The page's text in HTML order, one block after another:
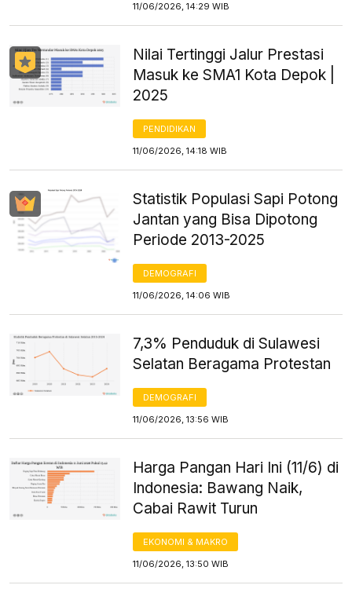
11/06/2026, 14:29 WIB
Nilai Tertinggi Jalur Prestasi
Masuk ke SMA1 Kota Depok |
2025
PENDIDIKAN
11/06/2026, 14:18 WIB
Statistik Populasi Sapi Potong
Jantan yang Bisa Dipotong
Periode 2013-2025
DEMOGRAFI
11/06/2026, 14:06 WIB
7,3% Penduduk di Sulawesi
Selatan Beragama Protestan
DEMOGRAFI
11/06/2026, 13:56 WIB
Harga Pangan Hari Ini (11/6) di
Indonesia: Bawang Naik,
Cabai Rawit Turun
EKONOMI & MAKRO
11/06/2026, 13:50 WIB